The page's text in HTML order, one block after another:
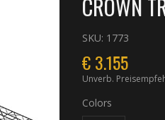
CROWN
SKU: 1773
€3.155
Unverb.
Colors